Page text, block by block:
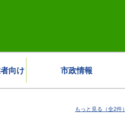
向け 市政情報
もっと見る（全2件）